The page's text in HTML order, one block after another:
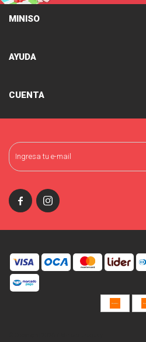
 
MINISO
AYUDA
CUENTA